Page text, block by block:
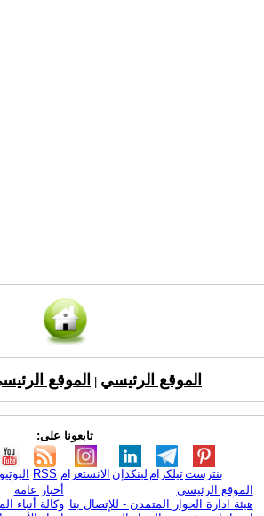
الموقع الرئيسي الموقع
تابعونا على:
RSS الانستغرام لينكدإن تيلكرامبنترست
الموقع الرئيسي
هيئة ادارة الحوار المتمدن - للإتصال بنا
أخبار عامة
وكالة أنباء